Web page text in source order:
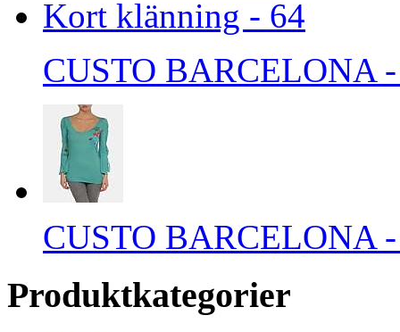
CUSTO BARCELONA
CUSTO BARCELONA
Produktkategorier